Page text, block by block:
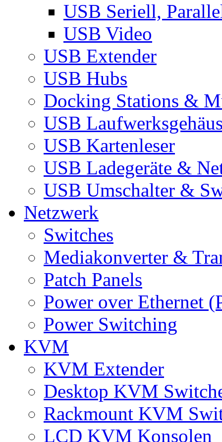
USB Seriell,
USB Video
USB Extender
USB Hubs
Docking Stations &
USB
USB Kartenleser
USB Ladegeräte &
USB Umschalter &
Netzwerk
Switches
Mediakonverter &
Patch Panels
Power over Ethernet
Power Switching
KVM
KVM Extender
Desktop KVM
Rackmount KVM
LCD KVM Konsolen